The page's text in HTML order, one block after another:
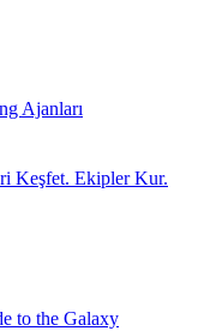
Ajanları
Keşfet. Ekipler Kur.
to the Galaxy